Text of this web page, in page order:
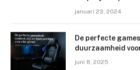
januari 23, 2024
De perfecte
duurzaamheid
juni 8, 2025